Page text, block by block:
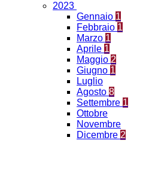
2023
Gennaio 1
Febbraio 1
Marzo 1
Aprile 1
Maggio 2
Giugno 1
Luglio
Agosto 8
Settembre 1
Ottobre
Novembre
Dicembre 2